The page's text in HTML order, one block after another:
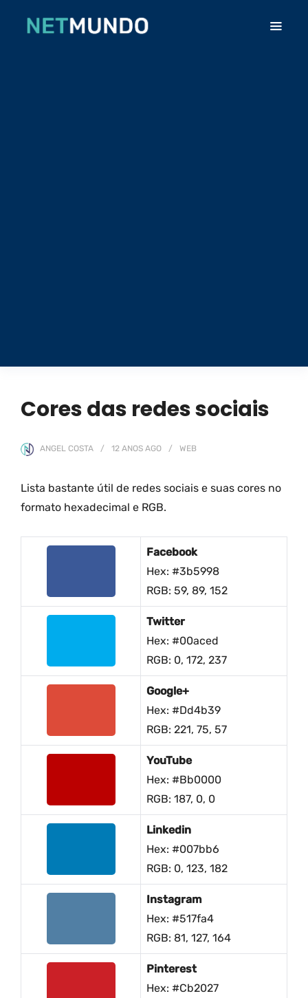
Cores das redes sociais
ANGEL COSTA 12 ANOS AGO WEB
Lista bastante útil de redes sociais e suas cores no
formato hexadecimal e RGB.
Facebook
Hex: #3b5998
RGB: 59, 89, 152
Twitter
Hex: #00aced
RGB: 0, 172, 237
Google+
Hex: #dd4b39
RGB: 221, 75, 57
YouTube
Hex: #bb0000
RGB: 187, 0, 0
Linkedin
Hex: #007bb6
RGB: 0, 123, 182
Instagram
Hex: #517fa4
RGB: 81, 127, 164
Pinterest
Hex: #cb2027